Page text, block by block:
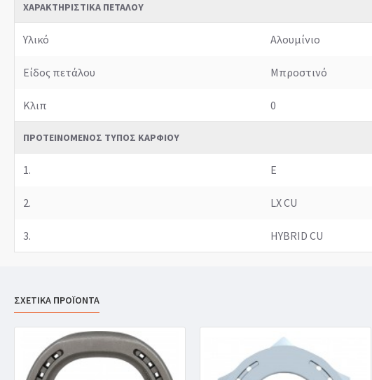
ΧΑΡΑΚΤΗΡΙΣΤΙΚΆ ΠΕΤΆΛΟΥ
Υλικό Αλουμίνιο
Είδος πετάλου Μπροστινό
Κλιπ 0
ΠΡΟΤΕΙΝΌΜΕΝΟΣ ΤΎΠΟΣ ΚΑΡΦΙΟΎ
1. E
2. LX CU
3. HYBRID CU
ΣΧΕΤΙΚΑ ΠΡΟΪΟΝΤΑ